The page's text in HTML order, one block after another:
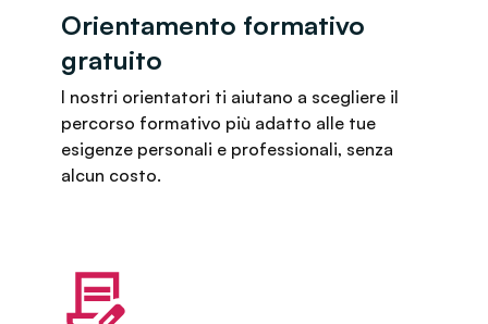
Orientamento formativo
gratuito
I nostri orientatori ti aiutano a scegliere il
percorso formativo più adatto alle tue
esigenze personali e professionali, senza
alcun costo.